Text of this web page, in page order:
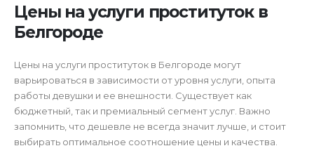
Цены на услуги проституток в
Белгороде
Цены на услуги проституток в Белгороде могут
варьироваться в зависимости от уровня услуги, опыта
работы девушки и ее внешности. Существует как
бюджетный, так и премиальный сегмент услуг. Важно
запомнить, что дешевле не всегда значит лучше, и стоит
выбирать оптимальное соотношение цены и качества.